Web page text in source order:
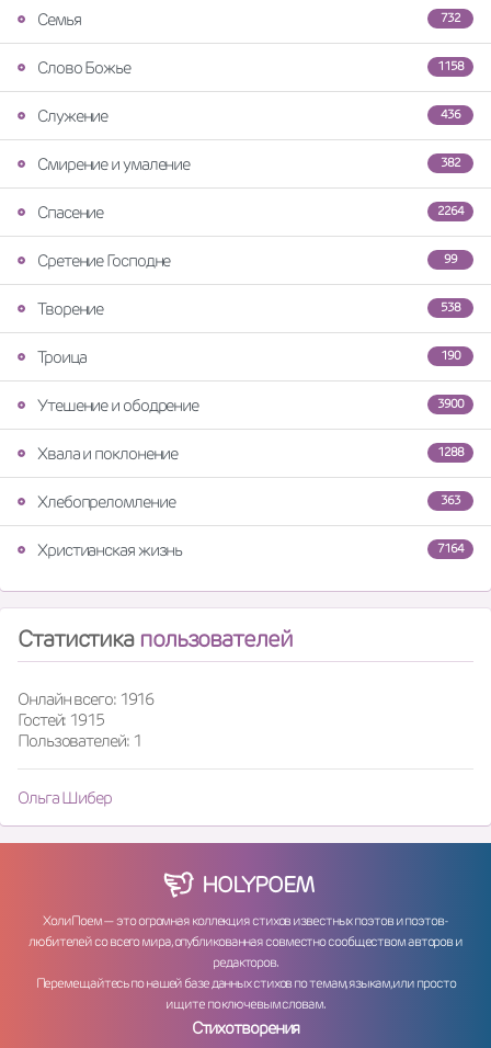
732
Семья
1158
Слово Божье
436
Служение
382
Смирение и умаление
2264
Спасение
99
Сретение Господне
538
Творение
190
Троица
3900
Утешение и ободрение
1288
Хвала и поклонение
363
Хлебопреломление
7164
Христианская жизнь
Статистика пользователей
Онлайн всего: 1916
Гостей: 1915
Пользователей: 1
Ольга Шибер
HOLYPOEM
ХолиПоем — это огромная коллекция стихов известных поэтов и поэтов-
любителей со всего мира, опубликованная совместно сообществом авторов и
редакторов.
Перемещайтесь по нашей базе данных стихов по темам, языкам, или просто
ищите по ключевым словам.
Стихотворения